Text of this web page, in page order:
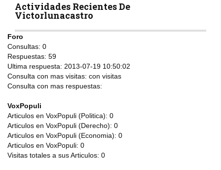
Actividades Recientes De
Victorlunacastro
Foro
Consultas: 0
Respuestas: 59
Ultima respuesta: 2013-07-19 10:50:02
Consulta con mas visitas: con visitas
Consulta con mas respuestas:
VoxPopuli
Articulos en VoxPopuli (Politica): 0
Articulos en VoxPopuli (Derecho): 0
Articulos en VoxPopuli (Economia): 0
Articulos en VoxPopuli: 0
Visitas totales a sus Articulos: 0